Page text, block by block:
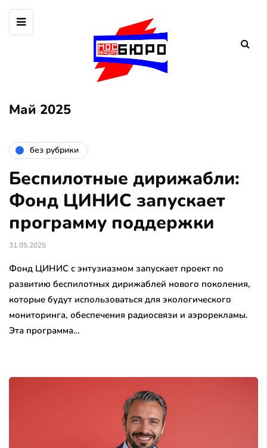
Май 2025
без рубрики
Беспилотные дирижабли:
Фонд ЦИНИС запускает
программу поддержки
31.05.2025
Фонд ЦИНИС с энтузиазмом запускает проект по
развитию беспилотных дирижаблей нового поколения,
которые будут использоваться для экологического
мониторинга, обеспечения радиосвязи и аэрорекламы.
Эта программа…